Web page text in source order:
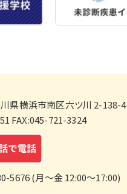
県横浜市南区六ツ川 2-138-4
FAX:045-721-3324
5676 (月～金 12:00～17:00)